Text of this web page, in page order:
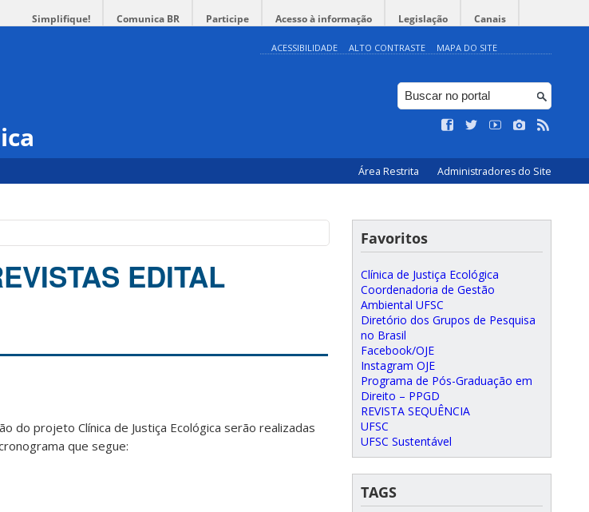
Simplifique! Comunica BR Participe Acesso à informação Legislação Canais
ACESSIBILIDADE ALTO CONTRASTE MAPA DO SITE
Área Restrita Administradores do Site
EDITAL
do projeto Clínica de Justiça Ecológica serão realizadas
que segue:
Favoritos
Clínica de Justiça Ecológica
Coordenadoria de Gestão
Ambiental UFSC
Diretório dos Grupos de Pesquisa
no Brasil
Facebook/OJE
Instagram OJE
Programa de Pós-Graduação em
Direito – PPGD
REVISTA SEQUÊNCIA
UFSC
UFSC Sustentável
TAGS